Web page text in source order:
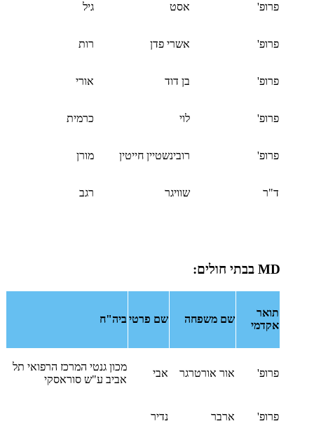
פרופ' אסט גיל
פרופ' אשרי פדן רות
פרופ' בן דוד אורי
פרופ' לוי כרמית
פרופ' רובינשטיין חייטין מורן
ד"ר שוויגר רגב
MD בבתי חולים:
תואר
אקדמי
שם משפחה שם פרטי ביה"ח
פרופ' אור אורטרגר אבי
מכון גנטי המרכז הרפואי תל
אביב ע"ש סוראסקי
פרופ' ארבר נדיר